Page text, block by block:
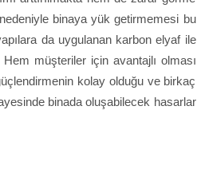
binaya yük getirmemesi bu
da uygulanan karbon elyaf ile
müşteriler için avantajlı olması
kolay olduğu ve birkaç
binada oluşabilecek hasarlar